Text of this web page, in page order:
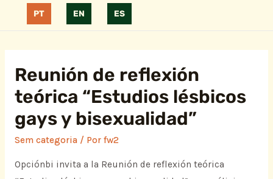
PT EN ES
Reunión de reflexión
teórica “Estudios lésbicos
gays y bisexualidad”
Sem categoria/ Por fw2
Opciónbi invita a la Reunión de reflexión teórica